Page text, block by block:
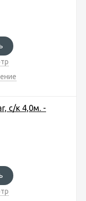
с/к 4,0м. -